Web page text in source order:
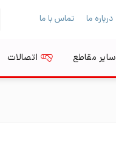
درباره ما تماس با ما
سایر مقاطع اتصالات